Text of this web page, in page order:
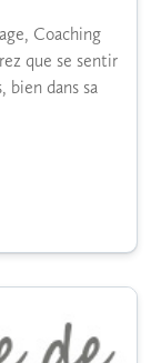
Coaching
que se sentir
bien dans sa